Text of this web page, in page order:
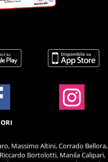
Massimo Altini, Corrado Bellora,
Bortolotti, Manila Calipari,